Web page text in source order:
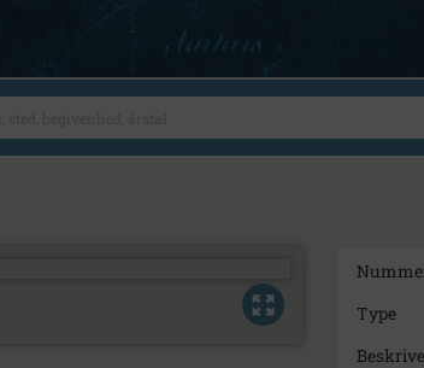
Type